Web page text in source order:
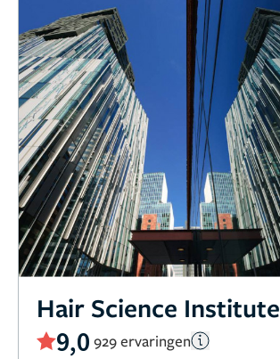
Hair Science Institute
9,0 929 ervaringen